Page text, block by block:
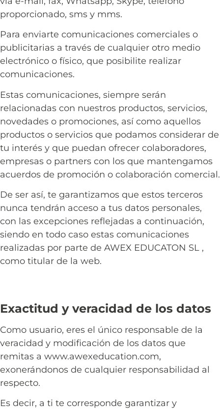
proporcionado, sms y mms.
Para enviarte comunicaciones comerciales o
publicitarias a través de cualquier otro medio
electrónico o físico, que posibilite realizar
comunicaciones.
Estas comunicaciones, siempre serán
relacionadas con nuestros productos, servicios,
novedades o promociones, así como aquellos
productos o servicios que podamos considerar de
tu interés y que puedan ofrecer colaboradores,
empresas o partners con los que mantengamos
acuerdos de promoción o colaboración comercial.
De ser así, te garantizamos que estos terceros
nunca tendrán acceso a tus datos personales,
con las excepciones reflejadas a continuación,
siendo en todo caso estas comunicaciones
realizadas por parte de AWEX EDUCATON SL ,
como titular de la web.
Exactitud y veracidad de los datos
Como usuario, eres el único responsable de la
veracidad y modificación de los datos que
remitas a www.awexeducation.com,
exonerándonos de cualquier responsabilidad al
respecto.
Es decir, a ti te corresponde garantizar y